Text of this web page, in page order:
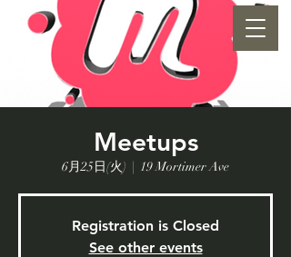
Meetups
6月25日(火)
  |
19 Mortimer Ave
Registration is Closed
See other events